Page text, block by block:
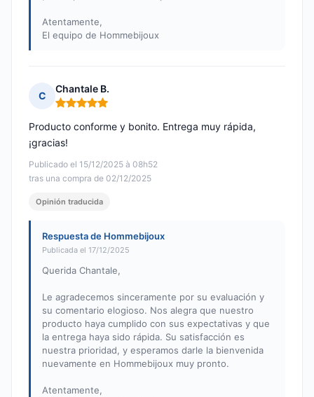
Atentamente,
El equipo de Hommebijoux
C
Chantale B.
Nota: 5 de 5
Publicado el 15/12/2025 à 08h52
tras una compra de 02/12/2025
Producto conforme y bonito. Entrega muy rápida,
¡gracias!
Opinión traducida
Respuesta de Hommebijoux
Publicada el 17/12/2025
Querida Chantale,
Le agradecemos sinceramente por su evaluación y
su comentario elogioso. Nos alegra que nuestro
producto haya cumplido con sus expectativas y que
la entrega haya sido rápida. Su satisfacción es
nuestra prioridad, y esperamos darle la bienvenida
nuevamente en Hommebijoux muy pronto.
Atentamente,